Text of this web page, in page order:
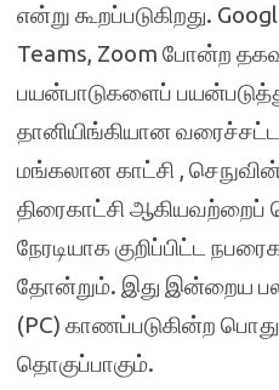
என்று கூறப்படுகிறது.
Teams, Zoom போன்ற
பயன்பாடுகளைப்
தானியிங்கியான
மங்கலான காட்சி ,
திரைகாட்சி ஆகியவற்றைப்
நேரடியாக குறிப்பிட்ட
தோன்றும். இது இன்றைய
(PC) காணப்படுகின்ற
தொகுப்பாகும்.